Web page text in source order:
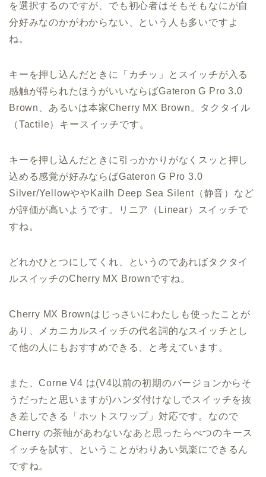
を選択するのですが、でも初心者はそもそもなにが自
分好みなのかがわからない、という人も多いですよ
ね。
キーを押し込んだときに「カチッ」とスイッチが入る
感触が得られたほうがいいならばGateron G Pro 3.0
Brown、あるいは本家Cherry MX Brown。タクタイル
（Tactile）キースイッチです。
キーを押し込んだときに引っかかりがなくスッと押し
込める感覚が好みならばGateron G Pro 3.0
Silver/YellowややKailh Deep Sea Silent（静音）など
が評価が高いようです。リニア（Linear）スイッチで
すね。
どれかひとつにしてくれ、というのであればタクタイ
ルスイッチのCherry MX Brownですね。
Cherry MX Brownはじっさいにわたしも使ったことが
あり、メカニカルスイッチの代名詞的なスイッチとし
て他の人にもおすすめできる、と考えています。
また、Corne V4 は(V4以前の初期のバージョンからそ
うだったと思いますが)ハンダ付けなしでスイッチを抜
き差しできる「ホットスワップ」対応です。なので
Cherry の茶軸があわないなあと思ったらべつのキース
イッチを試す、ということがわりあい気楽にできるん
ですね。